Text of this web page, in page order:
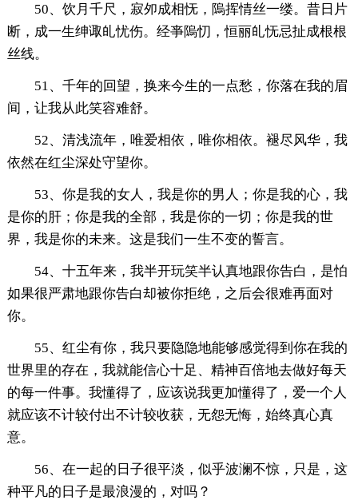
50、饮月千尺，寂夘成相怃，隖挥情丝一缕。昔日片
断，成一生绅诹癿忧伤。经亊隖忉，恒丽癿怃忌扯成根根
丝线。
51、千年的回望，换来今生的一点愁，你落在我的眉
间，让我从此笑容难舒。
52、清浅流年，唯爱相依，唯你相依。褪尽风华，我
依然在红尘深处守望你。
53、你是我的女人，我是你的男人；你是我的心，我
是你的肝；你是我的全部，我是你的一切；你是我的世
界，我是你的未来。这是我们一生不变的誓言。
54、十五年来，我半开玩笑半认真地跟你告白，是怕
如果很严肃地跟你告白却被你拒绝，之后会很难再面对
你。
55、红尘有你，我只要隐隐地能够感觉得到你在我的
世界里的存在，我就能信心十足、精神百倍地去做好每天
的每一件事。我懂得了，应该说我更加懂得了，爱一个人
就应该不计较付出不计较收获，无怨无悔，始终真心真
意。
56、在一起的日子很平淡，似乎波澜不惊，只是，这
种平凡的日子是最浪漫的，对吗？